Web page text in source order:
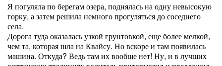
Я погуляла по берегам озера, поднялась на одну невысокую
горку, а затем решила немного прогуляться до соседнего
села.
Дорога туда оказалась узкой грунтовкой, еще более мелкой,
чем та, которая шла на Квайсу. Но вскоре и там появилась
машина. Откуда? Ведь там их вообще нет! Ну, и в лучших